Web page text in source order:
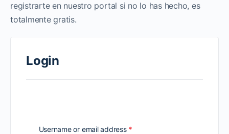
registrarte en nuestro portal si no lo has hecho, es
totalmente gratis.
Login
Username or email address *